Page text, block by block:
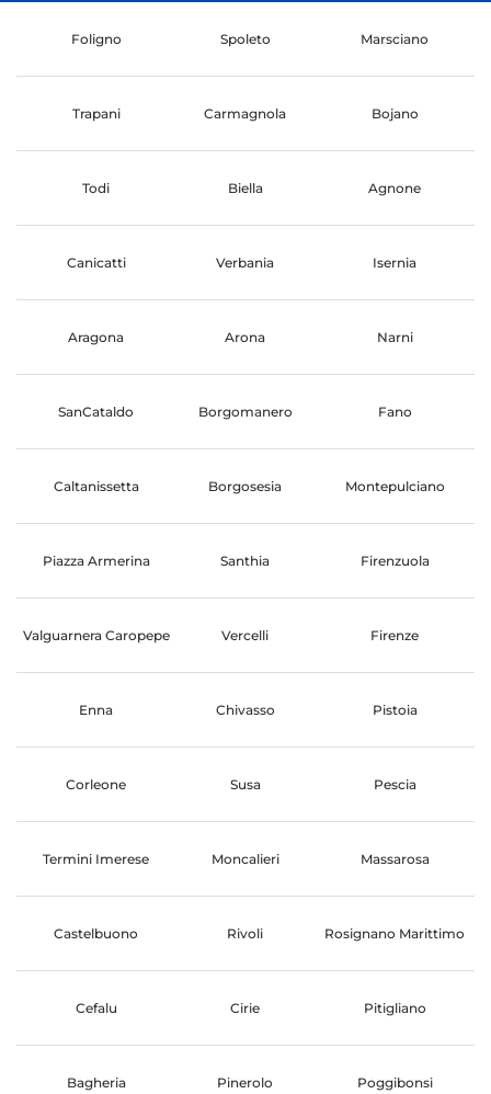
Foligno Spoleto Marsciano
Trapani Carmagnola Bojano
Todi Biella Agnone
Canicatti Verbania Isernia
Aragona Arona Narni
SanCataldo Borgomanero Fano
Caltanissetta Borgosesia Montepulciano
Piazza Armerina Santhia Firenzuola
Valguarnera Caropepe Vercelli Firenze
Enna Chivasso Pistoia
Corleone Susa Pescia
Termini Imerese Moncalieri Massarosa
Castelbuono Rivoli Rosignano Marittimo
Cefalu Cirie Pitigliano
Bagheria Pinerolo Poggibonsi